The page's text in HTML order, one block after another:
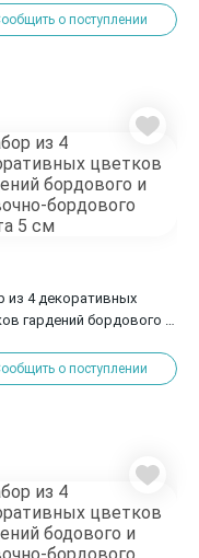
о поступлении
из 4 декоративных
гардений бордового и
о поступлении